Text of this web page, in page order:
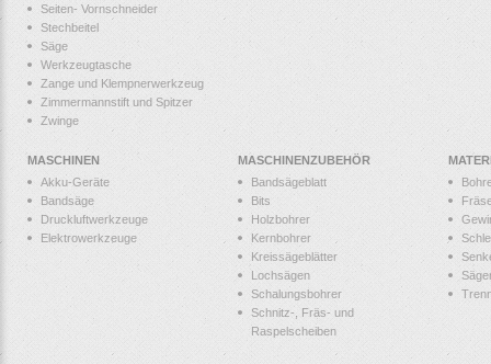
Seiten- Vornschneider
Stechbeitel
Säge
Werkzeugtasche
Zange und Klempnerwerkzeug
Zimmermannstift und Spitzer
Zwinge
MASCHINEN
Akku-Geräte
Bandsäge
Druckluftwerkzeuge
Elektrowerkzeuge
MASCHINENZUBEHÖR
Bandsägeblatt
Bits
Holzbohrer
Kernbohrer
Kreissägeblätter
Lochsägen
Schalungsbohrer
Schnitz-, Fräs- und
Raspelscheiben